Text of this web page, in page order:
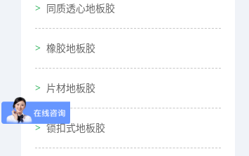
同质透心地板胶
橡胶地板胶
片材地板胶
锁扣式地板胶